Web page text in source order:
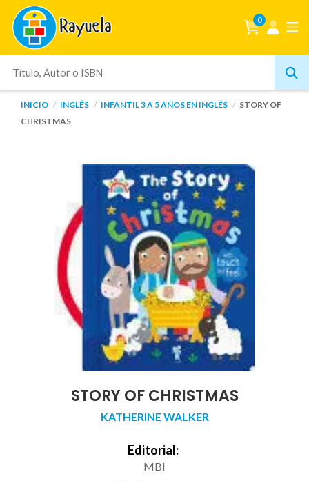
0
INICIO INGLÉS INFANTIL 3 A 5 AÑOS EN INGLÉS
STORY OF
CHRISTMAS
STORY OF CHRISTMAS
KATHERINE WALKER
Editorial:
MBI